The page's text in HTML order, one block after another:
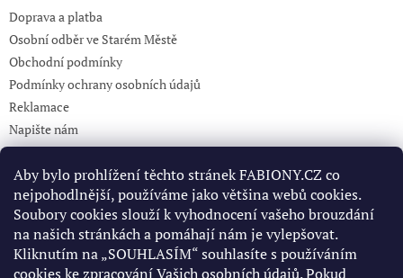
Aby bylo prohlížení těchto stránek FABIONY.CZ co
nejpohodlnější, používáme jako většina webů cookies.
Soubory cookies slouží k vyhodnocení vašeho brouzdání
na našich stránkách a pomáhají nám je vylepšovat.
Kliknutím na „SOUHLASÍM“ souhlasíte s používáním
cookies ke zpracování Vašich osobních údajů. Pokud
Doprava a platba
Osobní odběr ve Starém Městě
Obchodní podmínky
Podmínky ochrany osobních údajů
Reklamace
Napište nám
KONTAKT 732765499
Pinterest